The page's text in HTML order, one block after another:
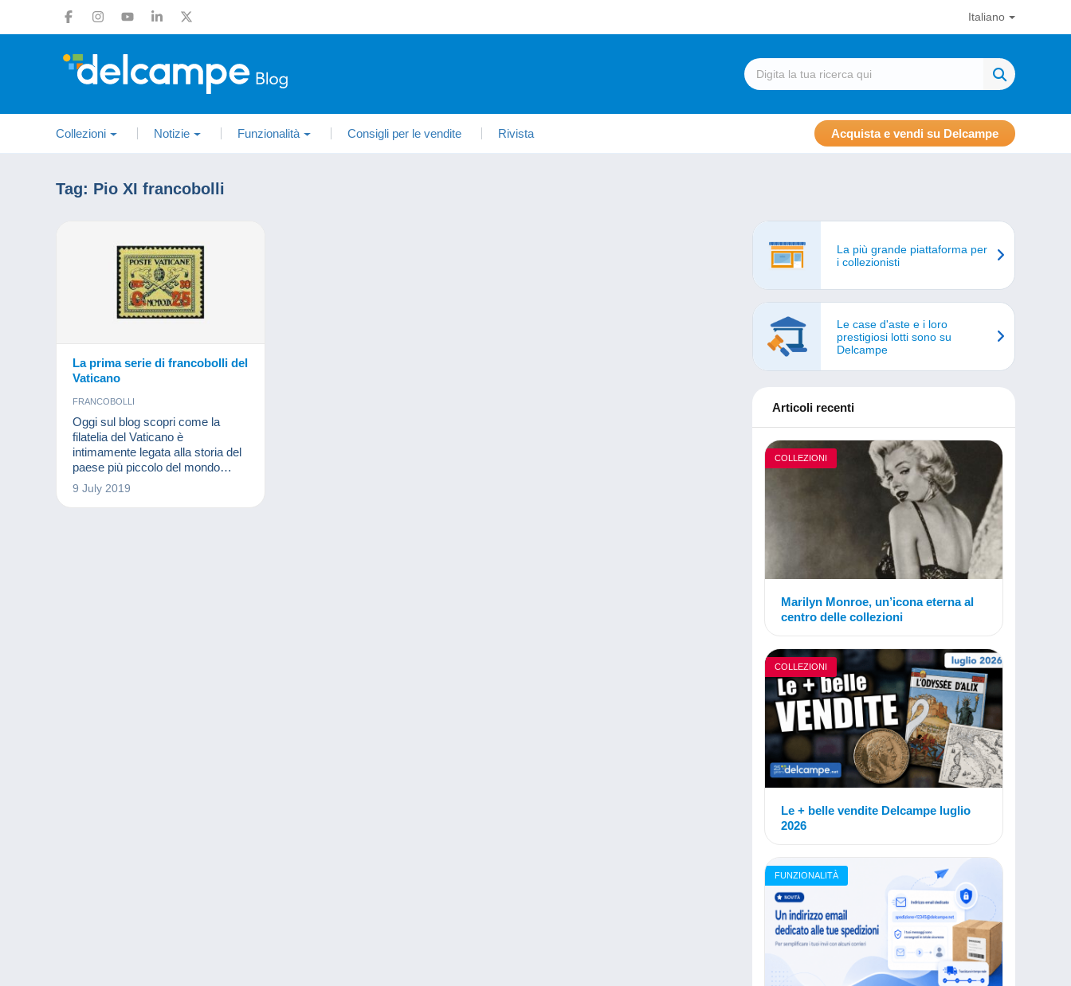
Italiano
Collezioni Notizie Funzionalità Consigli per le vendite Rivista Acquista e vendi su Delcampe
Tag: Pio XI francobolli
La prima serie di francobolli del
Vaticano
FRANCOBOLLI
Oggi sul blog scopri come la
filatelia del Vaticano è
intimamente legata alla storia del
paese più piccolo del mondo…
9 July 2019
La più grande piattaforma per
i collezionisti
Le case d'aste e i loro
prestigiosi lotti sono su
Delcampe
Articoli recenti
COLLEZIONI
Marilyn Monroe, un’icona eterna al
centro delle collezioni
COLLEZIONI
Le + belle vendite Delcampe luglio
2026
FUNZIONALITÀ